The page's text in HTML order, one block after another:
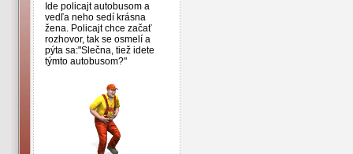
Ide policajt autobusom a
vedľa neho sedí krásna
žena. Policajt chce začať
rozhovor, tak se osmelí a
pýta sa:"Slečna, tiež idete
týmto autobusom?"